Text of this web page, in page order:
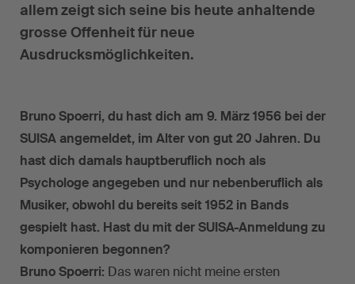
allem zeigt sich seine bis heute anhaltende
grosse Offenheit für neue
Ausdrucksmöglichkeiten.
Bruno Spoerri, du hast dich am 9. März 1956 bei der
SUISA angemeldet, im Alter von gut 20 Jahren. Du
hast dich damals hauptberuflich noch als
Psychologe angegeben und nur nebenberuflich als
Musiker, obwohl du bereits seit 1952 in Bands
gespielt hast. Hast du mit der SUISA-Anmeldung zu
komponieren begonnen?
Bruno Spoerri: Das waren nicht meine ersten